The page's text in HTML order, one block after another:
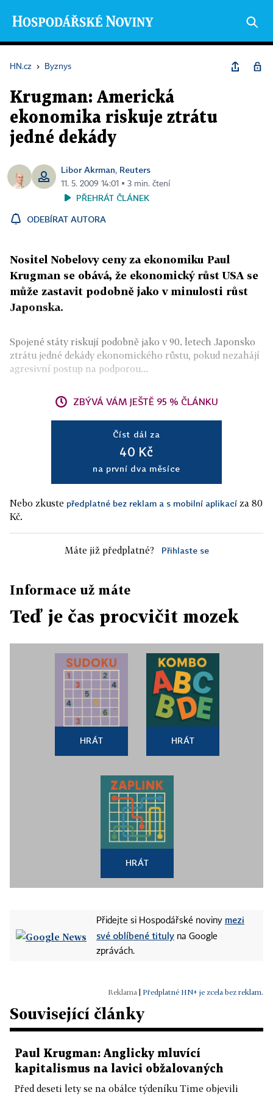
HN.cz › Byznys
Krugman: Americká
ekonomika riskuje ztrátu
jedné dekády
Libor Akrman, Reuters
11. 5. 2009 14:01 ▪ 3 min. čtení
PŘEHRÁT ČLÁNEK
ODEBÍRAT AUTORA
Nositel Nobelovy ceny za ekonomiku Paul
Krugman se obává, že ekonomický růst USA se
může zastavit podobně jako v minulosti růst
Japonska.
Spojené státy riskují podobně jako v 90. letech Japonsko
ztrátu jedné dekády ekonomického růstu, pokud nezahájí
agresivní postup na podporou...
ZBÝVÁ VÁM JEŠTĚ 95 % ČLÁNKU
Číst dál za
40 Kč
na první dva měsíce
Nebo zkuste předplatné bez reklam a s mobilní aplikací za 80
Kč.
Máte již předplatné? Přihlaste se
Informace už máte
Teď je čas procvičit mozek
HRÁT HRÁT
HRÁT
Přidejte si Hospodářské noviny mezi
své oblíbené tituly na Google
zprávách.
Předplatné HN+ je zcela bez reklam.
Související články
Paul Krugman: Anglicky mluvící
kapitalismus na lavici obžalovaných
Před deseti lety se na obálce týdeníku Time objevili